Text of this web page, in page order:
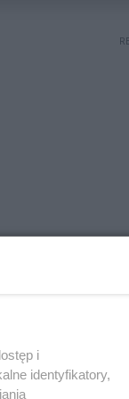
i
identyfikatory,